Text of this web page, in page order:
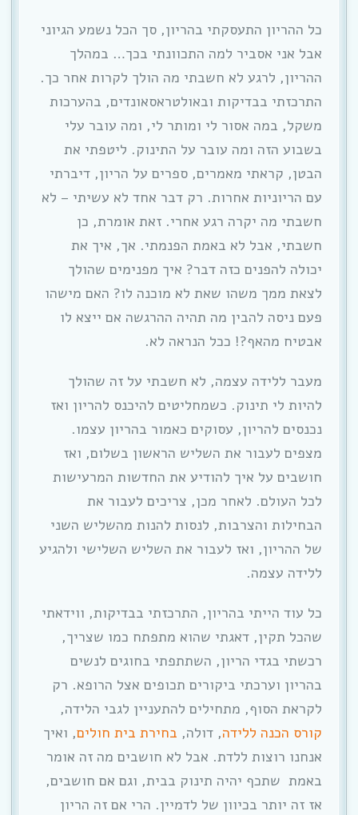
כל ההריון התעסקתי בהריון, סך הכל נשמע הגיוני
אבל אני אסביר למה התכוונתי בכך… במהלך
ההריון, לרגע לא חשבתי מה הולך לקרות אחר כך.
התרכזתי בבדיקות ובאולטראסאונדים, בהערכות
משקל, במה אסור לי ומותר לי, ומה עובר עלי
בשבוע הזה ומה עובר על התינוק. ליטפתי את
הבטן, קראתי מאמרים, ספרים על הריון, דיברתי
עם הריוניות אחרות. רק דבר אחד לא עשיתי – לא
חשבתי מה יקרה רגע אחרי. זאת אומרת, כן
חשבתי, אבל לא באמת הפנמתי. אך, איך את
יכולה להפנים כזה דבר? איך מפנימים שהולך
לצאת ממך משהו שאת לא מוכנה לו? האם מישהו
פעם ניסה להבין מה תהיה ההרגשה אם ייצא לו
אבטיח מהאף?! ככל הנראה לא.
מעבר ללידה עצמה, לא חשבתי על זה שהולך
להיות לי תינוק. כשמחליטים להיכנס להריון ואז
נכנסים להריון, עסוקים כאמור בהריון עצמו.
מצפים לעבור את השליש הראשון בשלום, ואז
חושבים על איך להודיע את החדשות המרעישות
לכל העולם. לאחר מכן, צריכים לעבור את
הבחילות והצרבות, לנסות להנות מהשליש השני
של ההריון, ואז לעבור את השליש השלישי ולהגיע
ללידה עצמה.
כל עוד הייתי בהריון, התרכזתי בבדיקות, ווידאתי
שהכל תקין, דאגתי שהוא מתפתח כמו שצריך,
רכשתי בגדי הריון, השתתפתי בחוגים לנשים
בהריון וערכתי ביקורים תכופים אצל הרופא. רק
לקראת הסוף, מתחילים להתעניין לגבי הלידה,
קורס הכנה ללידה, דולה, בחירת בית חולים, ואיך
אנחנו רוצות ללדת. אבל לא חושבים מה זה אומר
באמת שתכף יהיה תינוק בבית, וגם אם חושבים,
אז זה יותר בכיוון של לדמיין. הרי אם זה הריון